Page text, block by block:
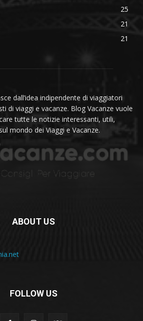
25
21
21
dall’idea indipendente di viaggiatori
di viaggi e vacanze. Blog Vacanze vuole
tutte le notizie interessanti, utili,
mondo dei Viaggi e Vacanze.
ABOUT US
FOLLOW US